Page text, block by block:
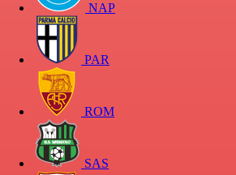
NAP
PAR
ROM
SAS